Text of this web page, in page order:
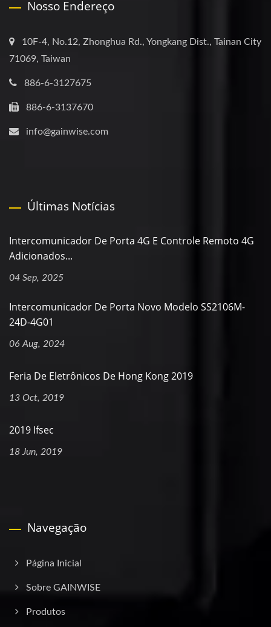
Nosso Endereço
10F-4, No.12, Zhonghua Rd., Yongkang Dist., Tainan City
71069, Taiwan
886-6-3127675
886-6-3137670
info@gainwise.com
Últimas Notícias
Intercomunicador De Porta 4G E Controle Remoto 4G
Adicionados...
04 Sep, 2025
Intercomunicador De Porta Novo Modelo SS2106M-
24D-4G01
06 Aug, 2024
Feria De Eletrônicos De Hong Kong 2019
13 Oct, 2019
2019 Ifsec
18 Jun, 2019
Navegação
Página Inicial
Sobre GAINWISE
Produtos